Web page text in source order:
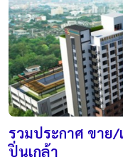
รวมประกาศ ขาย/
ปิ่นเกล้า